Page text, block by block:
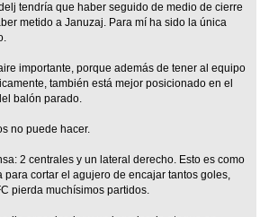
tendría que haber seguido de medio de cierre
metido a Januzaj. Para mí ha sido la única
importante, porque además de tener al equipo
también está mejor posicionado en el
balón parado.
no puede hacer.
2 centrales y un lateral derecho. Esto es como
para cortar el agujero de encajar tantos goles,
pierda muchísimos partidos.